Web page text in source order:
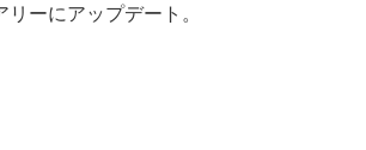
リーにアップデート。